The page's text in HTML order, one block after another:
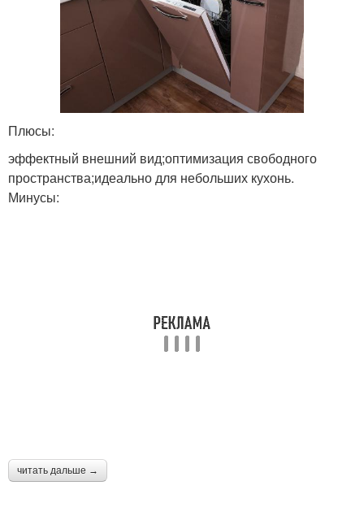
Плюсы:
эффектный внешний вид;оптимизация свободного
пространства;идеально для небольших кухонь.
Минусы:
читать дальше →